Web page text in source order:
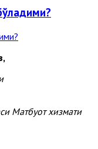
Матбуот хизмати